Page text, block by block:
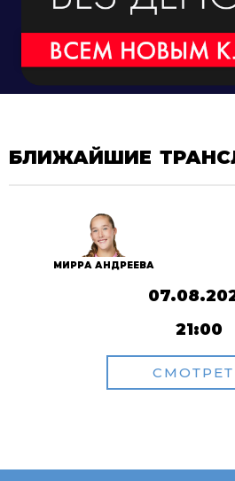
БЛИЖАЙШИЕ
МИРРА АНДРЕЕВА
21:00